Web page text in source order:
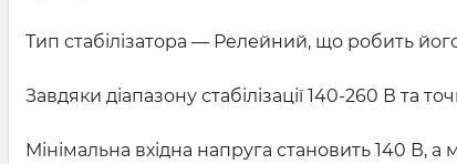
Тип стабілізатора — Релейний, що робить
Завдяки діапазону стабілізації 140-260 В та
Мінімальна вхідна напруга становить 140 В,